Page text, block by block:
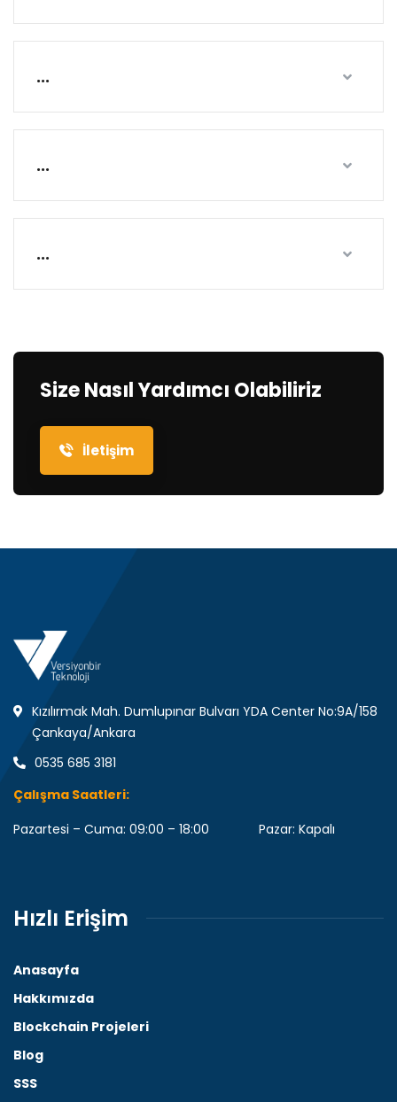
...
...
...
Size Nasıl Yardımcı Olabiliriz
İletişim
Kızılırmak Mah. Dumlupınar Bulvarı YDA Center No:9A/158
Çankaya/Ankara
0535 685 3181
Çalışma Saatleri:
Pazartesi – Cuma: 09:00 – 18:00 Pazar: Kapalı
Hızlı Erişim
Anasayfa
Hakkımızda
Blockchain Projeleri
Blog
SSS